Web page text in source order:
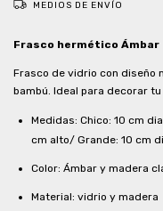
MEDIOS DE ENVÍO
Frasco hermético Ámbar
Frasco de vidrio con diseño
bambú. Ideal para decorar
Medidas: Chico: 10 cm
cm alto/ Grande: 10 cm
Color: Ámbar y madera
Material: vidrio y madera